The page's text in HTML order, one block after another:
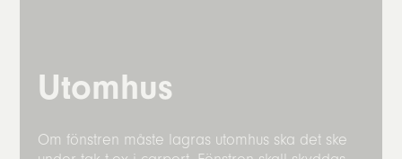
Utomhus
Om fönstren måste lagras utomhus ska det ske